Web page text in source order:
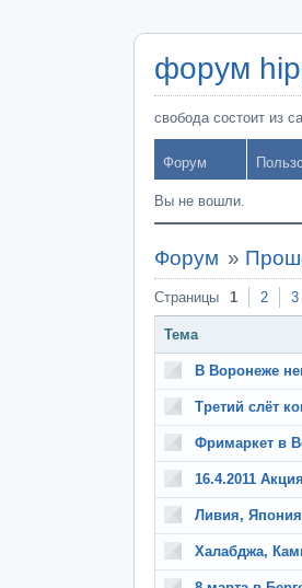
форум
свобода состоит из
Форум
Вы не вошли.
Форум »
Страницы 1 2 3
Тема
В Воронеже
Третий слёт
Фримаркет в
16.4.2011
Ливия,
Халабджа,